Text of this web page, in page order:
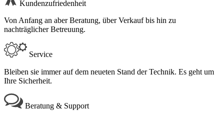
Kundenzufriedenheit
Von Anfang an aber Beratung, über Verkauf bis hin zu
nachträglicher Betreuung.
Service
Bleiben sie immer auf dem neueten Stand der Technik. Es geht um
Ihre Sicherheit.
Beratung & Support